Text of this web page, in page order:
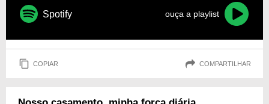
Spotify ouça a playlist
COPIAR COMPARTILHAR